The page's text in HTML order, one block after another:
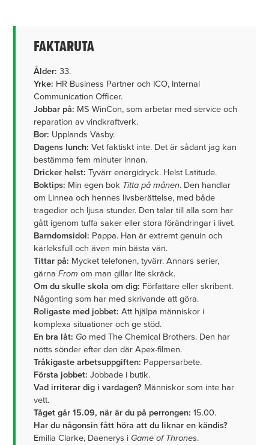
FAKTARUTA
Ålder: 33.
Yrke: HR Business Partner och ICO, Internal
Communication Officer.
Jobbar på: MS WinCon, som arbetar med service och
reparation av vindkraftverk.
Bor: Upplands Väsby.
Dagens lunch: Vet faktiskt inte. Det är sådant jag kan
bestämma fem minuter innan.
Dricker helst: Tyvärr energidryck. Helst Latitude.
Boktips: Min egen bok Titta på månen. Den handlar
om Linnea och hennes livsberättelse, med både
tragedier och ljusa stunder. Den talar till alla som har
gått igenom tuffa saker eller stora förändringar i livet.
Barndomsidol: Pappa. Han är extremt genuin och
kärleksfull och även min bästa vän.
Tittar på: Mycket telefonen, tyvärr. Annars serier,
gärnaFrom om man gillar lite skräck.
Om du skulle skola om dig: Författare eller skribent.
Någonting som har med skrivande att göra.
Roligaste med jobbet: Att hjälpa människor i
komplexa situationer och ge stöd.
En bra låt: Go med The Chemical Brothers. Den har
nötts sönder efter den där Apex-filmen.
Tråkigaste arbetsuppgiften: Pappersarbete.
Första jobbet: Jobbade i butik.
Vad irriterar dig i vardagen? Människor som inte har
vett.
Tåget går 15.09, när är du på perrongen: 15.00.
Har du någonsin fått höra att du liknar en kändis?
Emilia Clarke, Daenerys i Game of Thrones.